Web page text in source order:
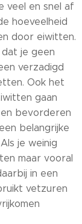
veel en snel af
hoeveelheid
door eiwitten.
je geen
verzadigd
Ook het
gaan
bevorderen
belangrijke
je weinig
maar vooral
in een
vetzuren